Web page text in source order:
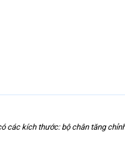
các kích thước: bộ chân tăng